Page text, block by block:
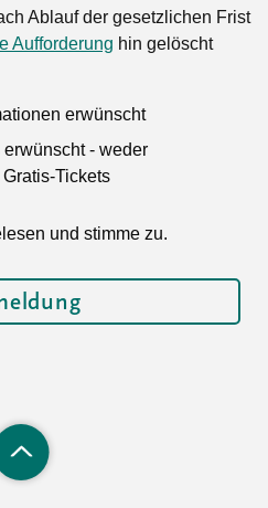
Ablauf der gesetzlichen Frist
Aufforderung hin gelöscht
erwünscht
- weder
Tickets
und stimme zu.